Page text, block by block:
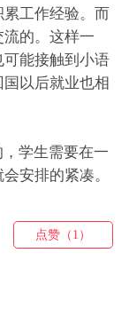
工作经验。而
的。这样一
能接触到小语
以后就业也相
学生需要在一
安排的紧凑。
点赞（1）